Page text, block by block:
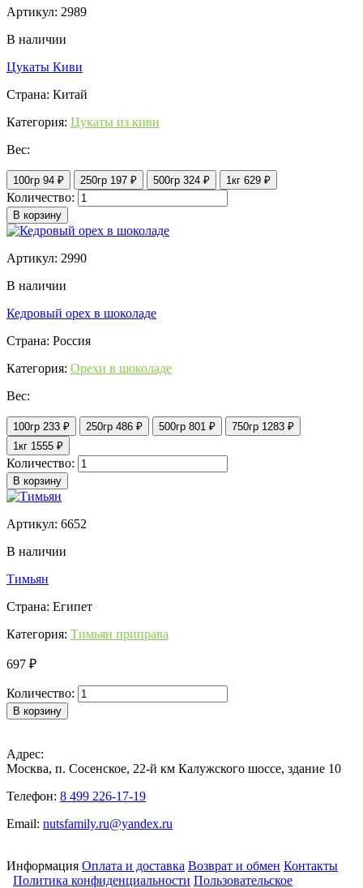
Артикул: 2989
В наличии
Цукаты Киви
Страна: Китай
Категория: Цукаты из киви
Вес:
100гр 94 ₽ 250гр 197 ₽ 500гр 324 ₽ 1кг 629 ₽
Количество:
В корзину
Артикул: 2990
В наличии
Кедровый орех в шоколаде
Страна: Россия
Категория: Орехи в шоколаде
Вес:
100гр 233 ₽ 250гр 486 ₽ 500гр 801 ₽ 750гр 1283 ₽
1кг 1555 ₽
Количество:
В корзину
Артикул: 6652
В наличии
Тимьян
Страна: Египет
Категория: Тимьян приправа
697 ₽
Количество:
В корзину
Адрес:
Москва, п. Сосенское, 22-й км Калужского шоссе, здание 10
Телефон: 8 499 226-17-19
Email: nutsfamily.ru@yandex.ru
Информация Оплата и доставка Возврат и обмен Контакты
Политика конфиденциальности Пользовательское